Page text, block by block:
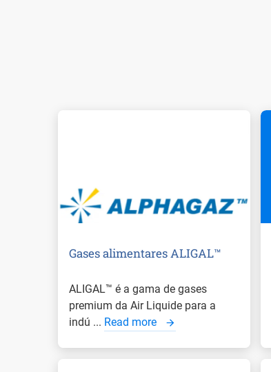
Gases alimentares ALIGAL™
ALIGAL™ é a gama de gases
premium da Air Liquide para a
indú ... Read more